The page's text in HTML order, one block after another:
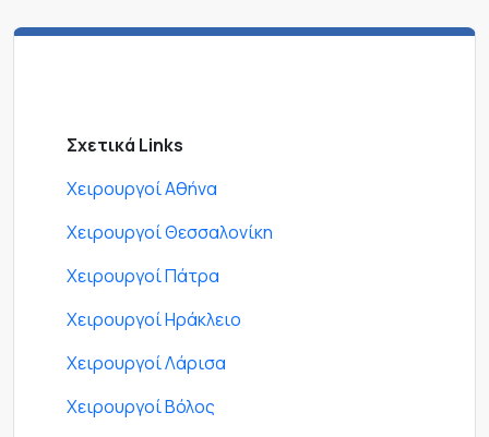
Σχετικά Links
Χειρουργοί Αθήνα
Χειρουργοί Θεσσαλονίκη
Χειρουργοί Πάτρα
Χειρουργοί Ηράκλειο
Χειρουργοί Λάρισα
Χειρουργοί Βόλος